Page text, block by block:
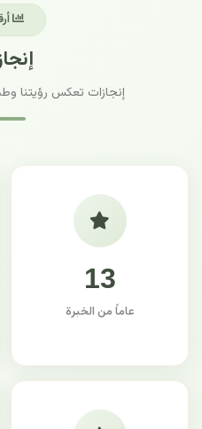
إنجازات تعكس رؤيتنا
13
عاماً من الخبرة